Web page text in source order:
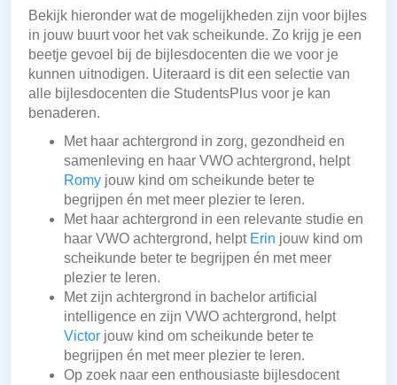
Bekijk hieronder wat de mogelijkheden zijn voor bijles
in jouw buurt voor het vak scheikunde. Zo krijg je een
beetje gevoel bij de bijlesdocenten die we voor je
kunnen uitnodigen. Uiteraard is dit een selectie van
alle bijlesdocenten die StudentsPlus voor je kan
benaderen.
Met haar achtergrond in zorg, gezondheid en
samenleving en haar VWO achtergrond, helpt
Romy jouw kind om scheikunde beter te
begrijpen én met meer plezier te leren.
Met haar achtergrond in een relevante studie en
haar VWO achtergrond, helpt Erin jouw kind om
scheikunde beter te begrijpen én met meer
plezier te leren.
Met zijn achtergrond in bachelor artificial
intelligence en zijn VWO achtergrond, helpt
Victor jouw kind om scheikunde beter te
begrijpen én met meer plezier te leren.
Op zoek naar een enthousiaste bijlesdocent